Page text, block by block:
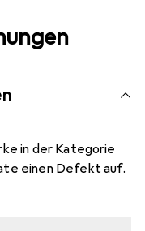
in der Kategorie
einen Defekt auf.